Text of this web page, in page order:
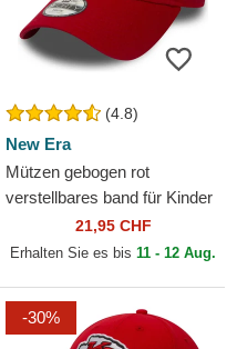
(4.8)
New Era
Mützen gebogen rot
verstellbares band für Kinder
9FORTY Essential der New
York Yankees MLB von...
21,95 CHF
Erhalten Sie es bis 11 - 12 Aug.
-30%